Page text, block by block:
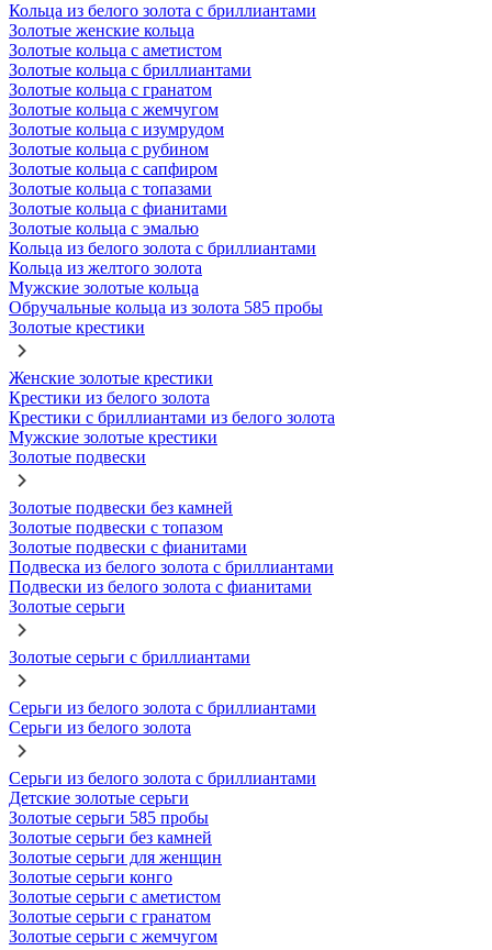
Кольца из белого золота с бриллиантами
Золотые женские кольца
Золотые кольца с аметистом
Золотые кольца с бриллиантами
Золотые кольца с гранатом
Золотые кольца с жемчугом
Золотые кольца с изумрудом
Золотые кольца с рубином
Золотые кольца с сапфиром
Золотые кольца с топазами
Золотые кольца с фианитами
Золотые кольца с эмалью
Кольца из белого золота с бриллиантами
Кольца из желтого золота
Мужские золотые кольца
Обручальные кольца из золота 585 пробы
Золотые крестики
Женские золотые крестики
Крестики из белого золота
Крестики с бриллиантами из белого золота
Мужские золотые крестики
Золотые подвески
Золотые подвески без камней
Золотые подвески с топазом
Золотые подвески с фианитами
Подвеска из белого золота с бриллиантами
Подвески из белого золота с фианитами
Золотые серьги
Золотые серьги с бриллиантами
Серьги из белого золота с бриллиантами
Серьги из белого золота
Серьги из белого золота с бриллиантами
Детские золотые серьги
Золотые серьги 585 пробы
Золотые серьги без камней
Золотые серьги для женщин
Золотые серьги конго
Золотые серьги с аметистом
Золотые серьги с гранатом
Золотые серьги с жемчугом